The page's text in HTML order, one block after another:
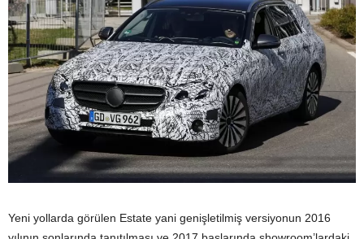
Yeni yollarda görülen Estate yani genişletilmiş versiyonun 2016